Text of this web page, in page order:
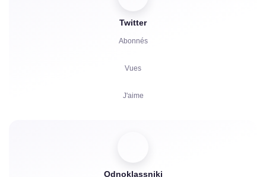
Commentaires
Twitter
Abonnés
Vues
J'aime
Odnoklassniki